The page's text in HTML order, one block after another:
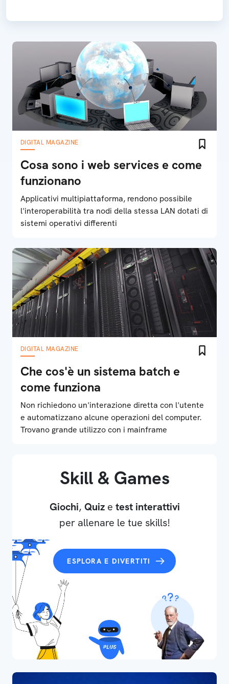
DIGITAL MAGAZINE
Cosa sono i web services e come
funzionano
Applicativi multipiattaforma, rendono possibile
l'interoperabilità tra nodi della stessa LAN dotati di
sistemi operativi differenti
DIGITAL MAGAZINE
Che cos'è un sistema batch e
come funziona
Non richiedono un'interazione diretta con l'utente
e automatizzano alcune operazioni del computer.
Trovano grande utilizzo con i mainframe
Skill & Games
Giochi, Quize test interattivi
per allenare le tue skills!
ESPLORA E DIVERTITI